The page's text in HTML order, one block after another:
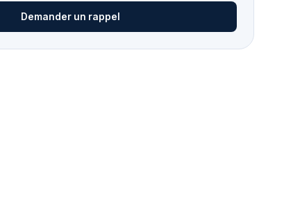
Demander un rappel